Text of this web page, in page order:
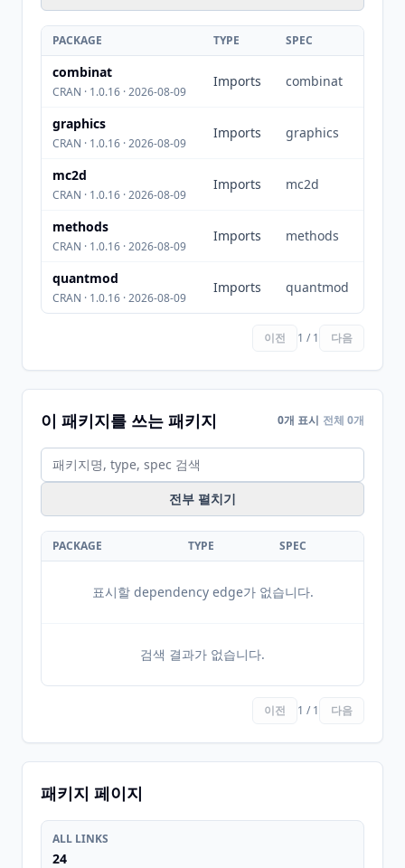
PACKAGE TYPE SPEC
combinat
CRAN · 1.0.16 · 2026-08-09
Imports combinat
graphics
CRAN · 1.0.16 · 2026-08-09
Imports graphics
mc2d
CRAN · 1.0.16 · 2026-08-09
Imports mc2d
methods
CRAN · 1.0.16 · 2026-08-09
Imports methods
quantmod
CRAN · 1.0.16 · 2026-08-09
Imports quantmod
이전 1 / 1 다음
이 패키지를 쓰는 패키지 0개 표시 전체 0개
전부 펼치기
PACKAGE TYPE SPEC
표시할 dependency edge가 없습니다.
검색 결과가 없습니다.
이전 1 / 1 다음
패키지 페이지
ALL LINKS
24